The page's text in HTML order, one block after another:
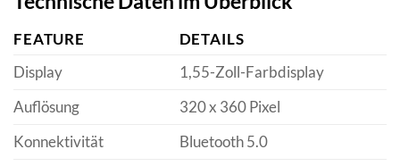
FEATURE
DETAILS
Display
1,55-Zoll-Farbdisplay
Auflösung
320 x 360 Pixel
Konnektivität
Bluetooth 5.0